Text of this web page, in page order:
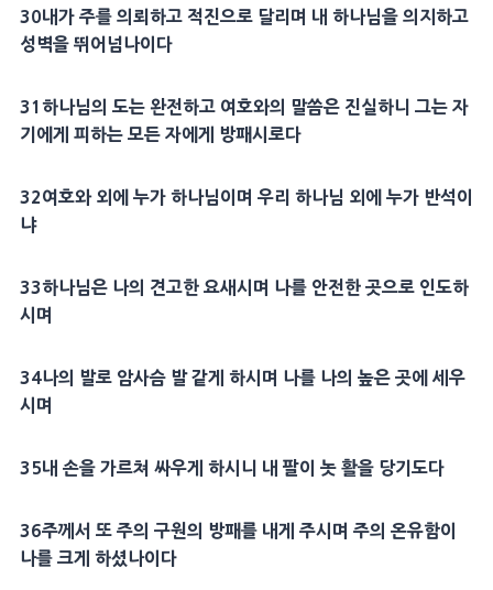
30내가 주를 의뢰하고 적진으로 달리며 내 하나님을 의지하고
성벽을 뛰어넘나이다
31 하나님의 도는 완전하고 여호와의 말씀은 진실하니 그는 자
기에게 피하는 모든 자에게 방패시로다
32여호와 외에 누가 하나님이며 우리 하나님 외에 누가 반석이
냐
33하나님은 나의 견고한 요새시며 나를 안전한 곳으로 인도하
시며
34나의 발로 암사슴발 같게 하시며 나를 나의 높은 곳에 세우
시며
35내 손을 가르쳐 싸우게 하시니 내 팔이 놋 활을 당기도다
36주께서 또 주의 구원 의 방패를 내게 주시며 주의 온유함이
나를 크게 하셨나이다